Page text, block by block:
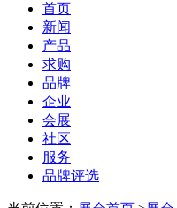
首页
新闻
产品
求购
品牌
企业
会展
社区
服务
品牌评选